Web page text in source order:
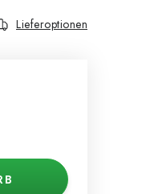
Lieferoptionen